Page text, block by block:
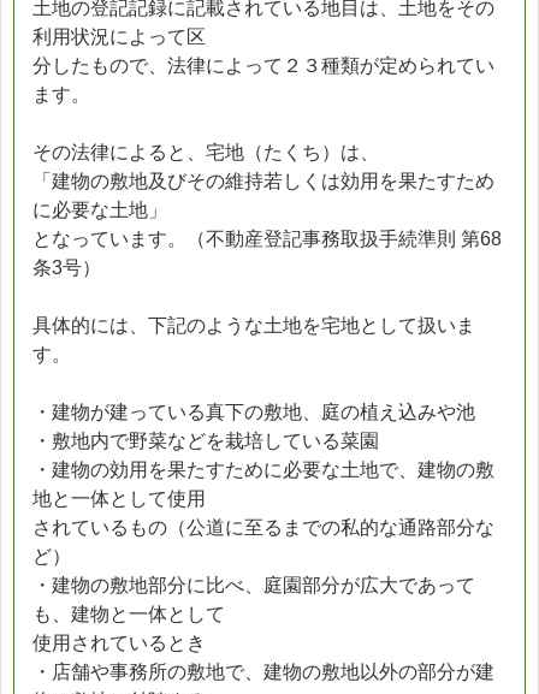
土地の登記記録に記載されている地目は、土地をその
利用状況によって区
分したもので、法律によって２３種類が定められてい
ます。
その法律によると、宅地（たくち）は、
「建物の敷地及びその維持若しくは効用を果たすため
に必要な土地」
となっています。（不動産登記事務取扱手続準則 第68
条3号）
具体的には、下記のような土地を宅地として扱いま
す。
・建物が建っている真下の敷地、庭の植え込みや池
・敷地内で野菜などを栽培している菜園
・建物の効用を果たすために必要な土地で、建物の敷
地と一体として使用
されているもの（公道に至るまでの私的な通路部分な
ど）
・建物の敷地部分に比べ、庭園部分が広大であって
も、建物と一体として
使用されているとき
・店舗や事務所の敷地で、建物の敷地以外の部分が建